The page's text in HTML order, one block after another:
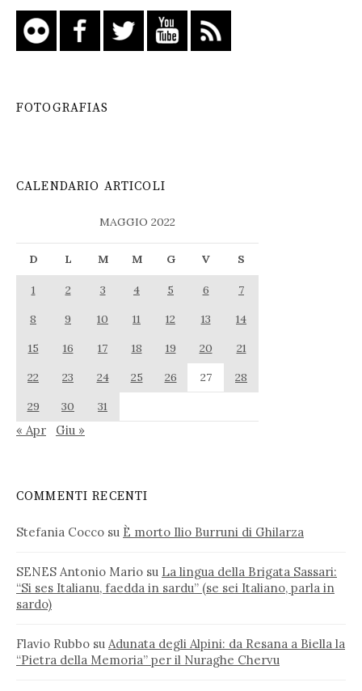
FOTOGRAFIAS
CALENDARIO ARTICOLI
MAGGIO 2022
D L M M G V S
1 2 3 4 5 6
7
8
9 10 11 12 13
14
15
16 17 18 19 20
21
22
23 24 25 26 27
28
29
30 31
« Apr Giu »
COMMENTI RECENTI
Stefania Cocco su È morto Ilio Burruni di Ghilarza
SENES Antonio Mario su La lingua della Brigata Sassari:
“Si ses Italianu, faedda in sardu” (se sei Italiano, parla in
sardo)
Flavio Rubbo su Adunata degli Alpini: da Resana a Biella la
“Pietra della Memoria” per il Nuraghe Chervu